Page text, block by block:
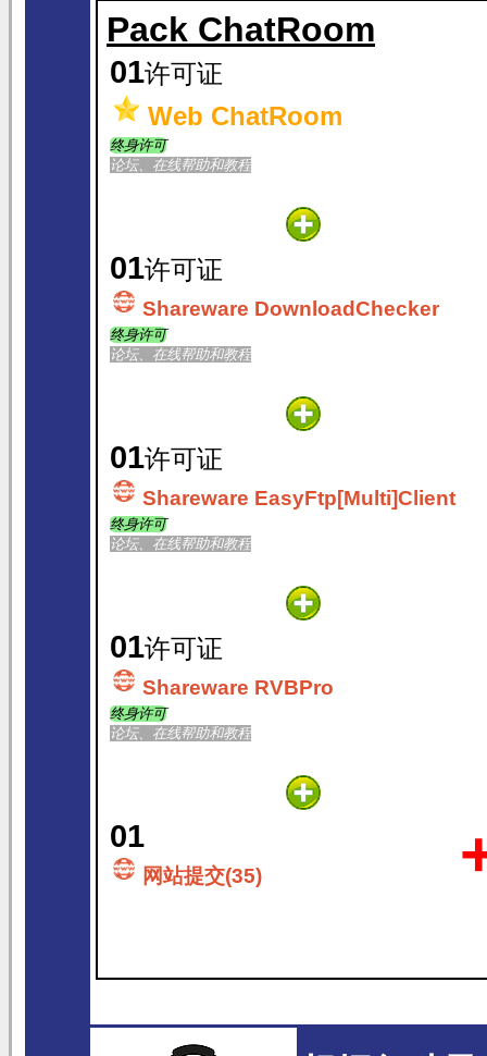
Pack ChatRoom
01许可证
Web ChatRoom
终身许可
论坛、在线帮助和教程
01许可证
Shareware DownloadChecker
终身许可
论坛、在线帮助和教程
01许可证
Shareware EasyFtp[Multi]Client
终身许可
论坛、在线帮助和教程
01许可证
Shareware RVBPro
终身许可
论坛、在线帮助和教程
01
网站提交(35)